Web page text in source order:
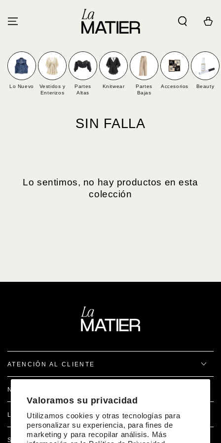
Valoramos su privacidad
Utilizamos cookies y otras tecnologías para
personalizar su experiencia, para fines de
marketing y para recopilar análisis. Más
Carrito
Lo Nuevo
Vestidos y
Enterizos
Partes
Altas
Knitwear
Partes
Bajas
Accesorios Beauty
Colección:
SIN FALLA
Lo sentimos, no hay productos en esta
colección
ATENCIÓN AL CLIENTE
NOSOTROS
LEGAL
SÍGUENOS EN REDES